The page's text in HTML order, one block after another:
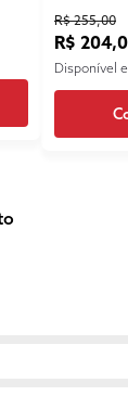
R$ 255,00
R$
Disponível